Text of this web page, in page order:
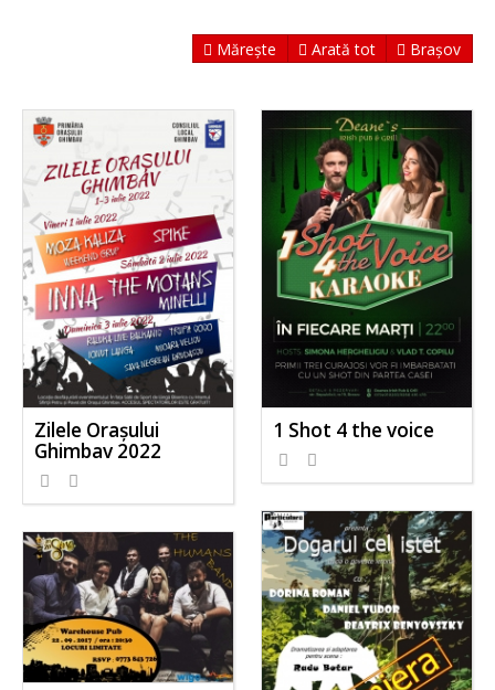
Mărește Arată tot Brașov
Zilele Orașului
Ghimbav 2022
1 Shot 4 the voice